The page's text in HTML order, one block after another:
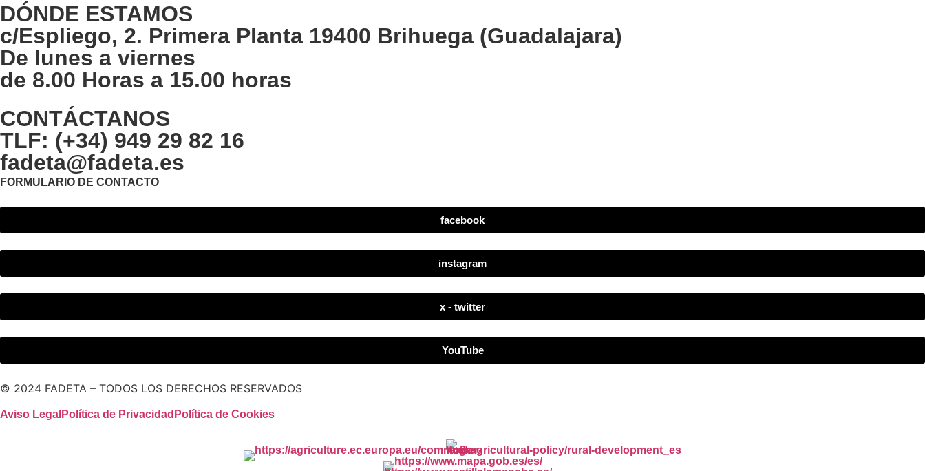
DÓNDE ESTAMOS
c/Espliego, 2. Primera Planta 19400 Brihuega (Guadalajara)
De lunes a viernes
de 8.00 Horas a 15.00 horas
CONTÁCTANOS
TLF: (+34) 949 29 82 16
fadeta@fadeta.es
FORMULARIO DE CONTACTO
facebook
instagram
x - twitter
YouTube
© 2024 FADETA – TODOS LOS DERECHOS RESERVADOS
Aviso Legal Política de Privacidad Política de Cookies